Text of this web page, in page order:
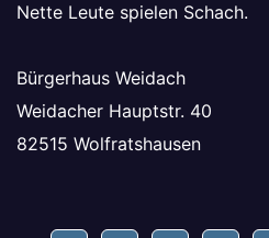
Nette Leute spielen Schach.
Bürgerhaus Weidach
Weidacher Hauptstr. 40
82515 Wolfratshausen